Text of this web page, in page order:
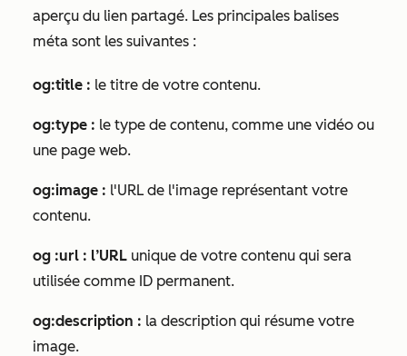
aperçu du lien partagé. Les principales balises
méta sont les suivantes :
og:title : le titre de votre contenu.
og:type : le type de contenu, comme une vidéo ou
une page web.
og:image : l'URL de l'image représentant votre
contenu.
og :url : l’URL unique de votre contenu qui sera
utilisée comme ID permanent.
og:description : la description qui résume votre
image.